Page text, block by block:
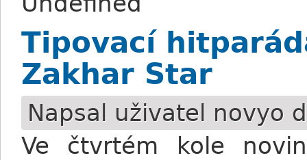
Tipovací
Zakhar Star
Napsal uživatel novyo
Ve čtvrtém kole